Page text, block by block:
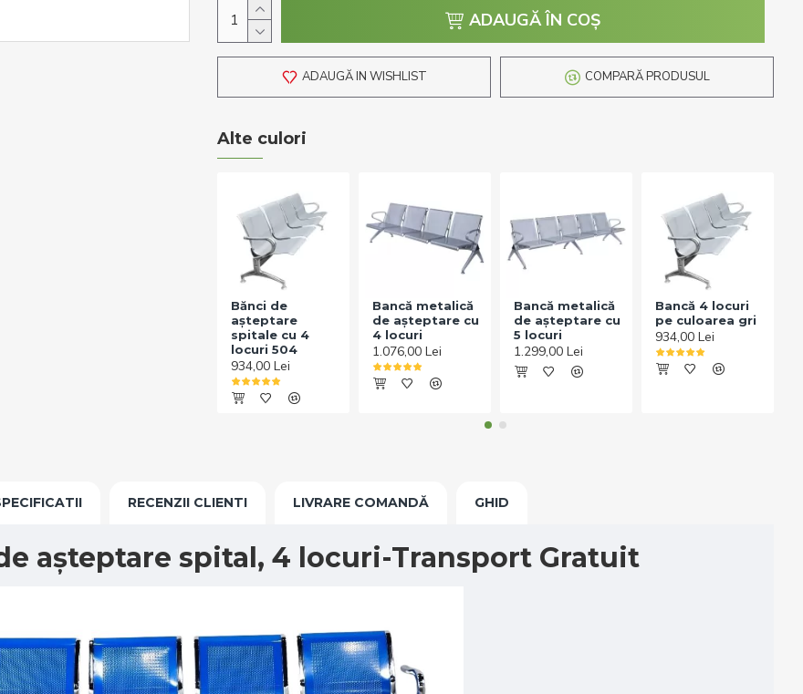
ADAUGĂ ÎN COŞ
ADAUGĂ IN WISHLIST COMPARĂ PRODUSUL
Alte culori
Bănci de
așteptare
spitale cu 4
locuri 504
934,00 Lei
Bancă metalică
de așteptare cu
4 locuri
1.076,00 Lei
Bancă metalică
de așteptare cu
5 locuri
1.299,00 Lei
Bancă 4 locuri
pe culoarea gri
934,00 Lei
RECENZII CLIENTI LIVRARE COMANDĂ GHID
așteptare spital, 4 locuri-Transport Gratuit